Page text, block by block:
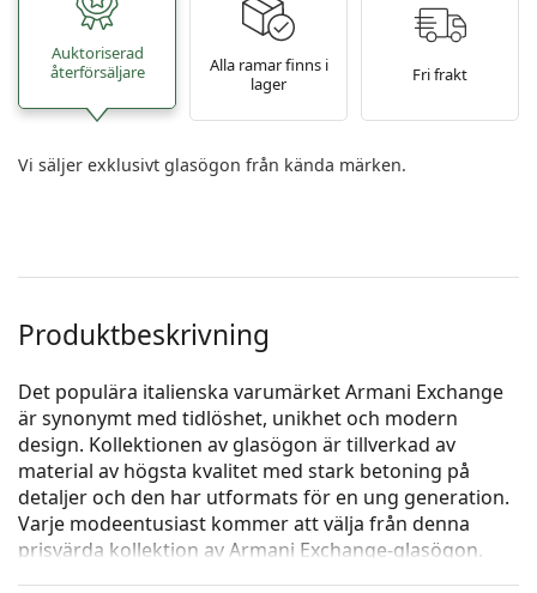
Auktoriserad
återförsäljare
Alla ramar finns i
lager
Fri frakt
Vi säljer exklusivt glasögon från kända märken.
Produktbeskrivning
Det populära italienska varumärket Armani Exchange
är synonymt med tidlöshet, unikhet och modern
design. Kollektionen av glasögon är tillverkad av
material av högsta kvalitet med stark betoning på
detaljer och den har utformats för en ung generation.
Varje modeentusiast kommer att välja från denna
prisvärda kollektion av Armani Exchange-glasögon.